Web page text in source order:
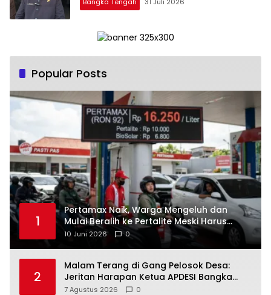
Popular Posts
1
‎Pertamax Naik, Warga Mengeluh dan
Mulai Beralih ke Pertalite Meski Harus
10 Juni 2026 0
2
Malam Terang di Gang Pelosok Desa:
Jeritan Harapan Ketua APDESI Bangka
Tengah untuk PLN Babel
7 Agustus 2026 0